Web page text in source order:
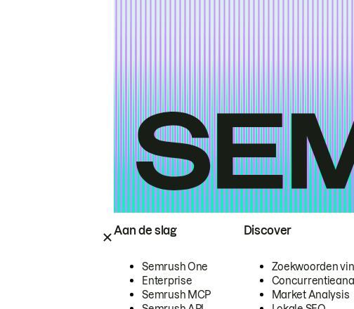
Aan de slag
Semrush One
Enterprise
Semrush MCP
Discover
Zoekwoorden
Market Analysis